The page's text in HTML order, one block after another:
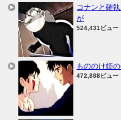
コナンと確
が
524,431ビュー
もののけ姫
472,888ビュー